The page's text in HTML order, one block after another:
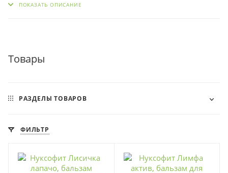
уникальным целебным свойствам черного ореха, эти
ПОКАЗАТЬ ОПИСАНИЕ
Товары
РАЗДЕЛЫ ТОВАРОВ
ФИЛЬТР